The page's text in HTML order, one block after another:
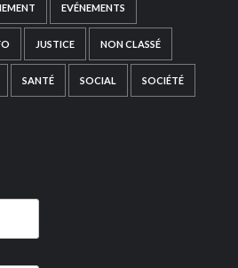
EVÉNEMENTS
JUSTICE NON CLASSÉ
SANTÉ SOCIAL SOCIÉTÉ